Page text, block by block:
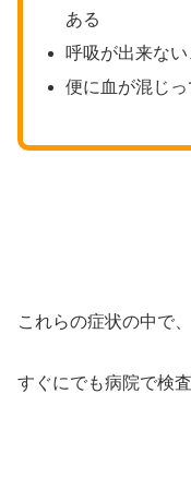
ある
呼吸が出来な
便に血が混じっ
これらの症状の中で
すぐにでも病院で検